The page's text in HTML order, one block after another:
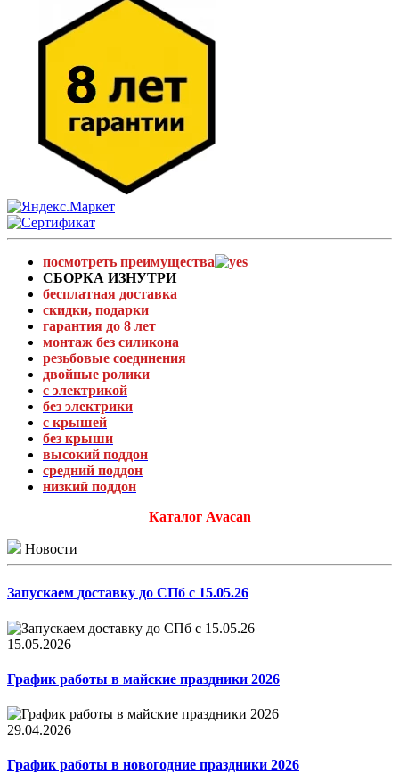
посмотреть преимущества
СБОРКА ИЗНУТРИ
бесплатная доставка
скидки, подарки
гарантия до 8 лет
монтаж без силикона
резьбовые соединения
двойные ролики
с электрикой
без электрики
с крышей
без крыши
высокий поддон
средний поддон
низкий поддон
Каталог Avacan
Новости
Запускаем доставку до СПб с 15.05.26
15.05.2026
График работы в майские праздники 2026
29.04.2026
График работы в новогодние праздники 2026